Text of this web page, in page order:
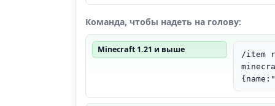
Команда, чтобы надеть на голову:
Minecraft 1.21 и выше
/item